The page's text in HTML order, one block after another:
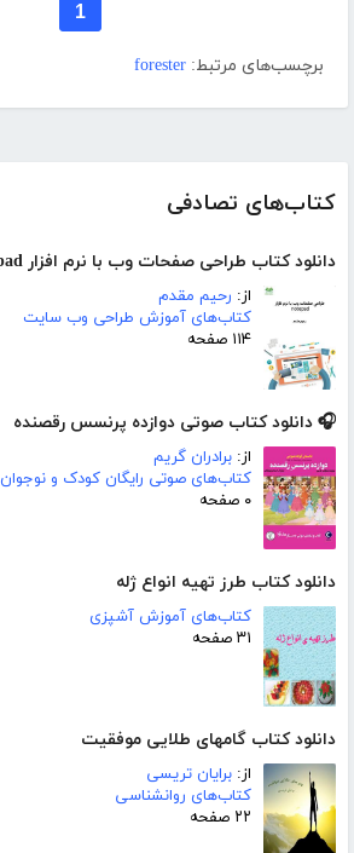
کتاب‌های تصادفی
دانلود کتاب طراحی صفحات وب با نرم افزار notepad
از: رحیم مقدم
کتاب‌های آموزش طراحی وب سایت
۱۱۴ صفحه
🎧 دانلود کتاب صوتی دوازده پرنسس رقصنده
از: برادران گریم
کتاب‌های صوتی رایگان کودک و نوجوان
۰ صفحه
دانلود کتاب طرز تهیه انواع ژله
کتاب‌های آموزش آشپزی
۳۱ صفحه
دانلود کتاب گامهای طلایی موفقیت
از: برایان تریسی
کتاب‌های روانشناسی
۲۲ صفحه
1
برچسب‌های مرتبط: forester